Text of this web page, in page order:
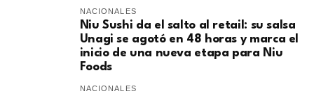
NACIONALES
Niu Sushi da el salto al retail: su salsa
Unagi se agotó en 48 horas y marca el
inicio de una nueva etapa para Niu
Foods
NACIONALES